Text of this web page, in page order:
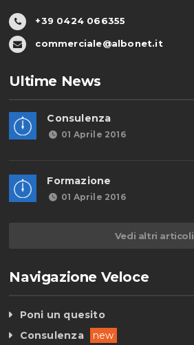
+39 0424 066355
commerciale@albonet.it
Ultime News
Consulenza
01 Aprile 2016
Formazione
01 Aprile 2016
Vedi altri articoli
Navigazione Veloce
Poni un quesito
Consulenza
new